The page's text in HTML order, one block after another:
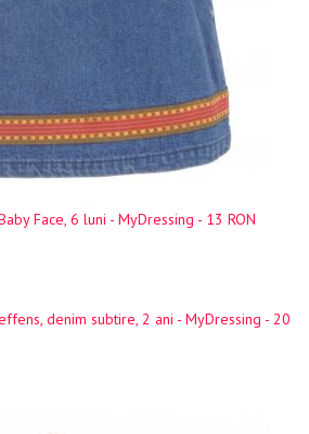
Face, 6 luni - MyDressing - 13 RON
denim subtire, 2 ani - MyDressing - 20